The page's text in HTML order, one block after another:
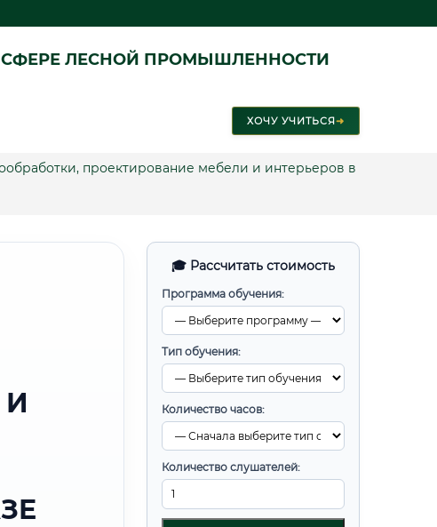
ЛЕСНОЙ ПРОМЫШЛЕННОСТИ
ХОЧУ УЧИТЬСЯ➜
проектирование мебели и интерьеров в
🎓 Рассчитать стоимость
Программа обучения:
Тип обучения:
Количество часов:
Количество слушателей: